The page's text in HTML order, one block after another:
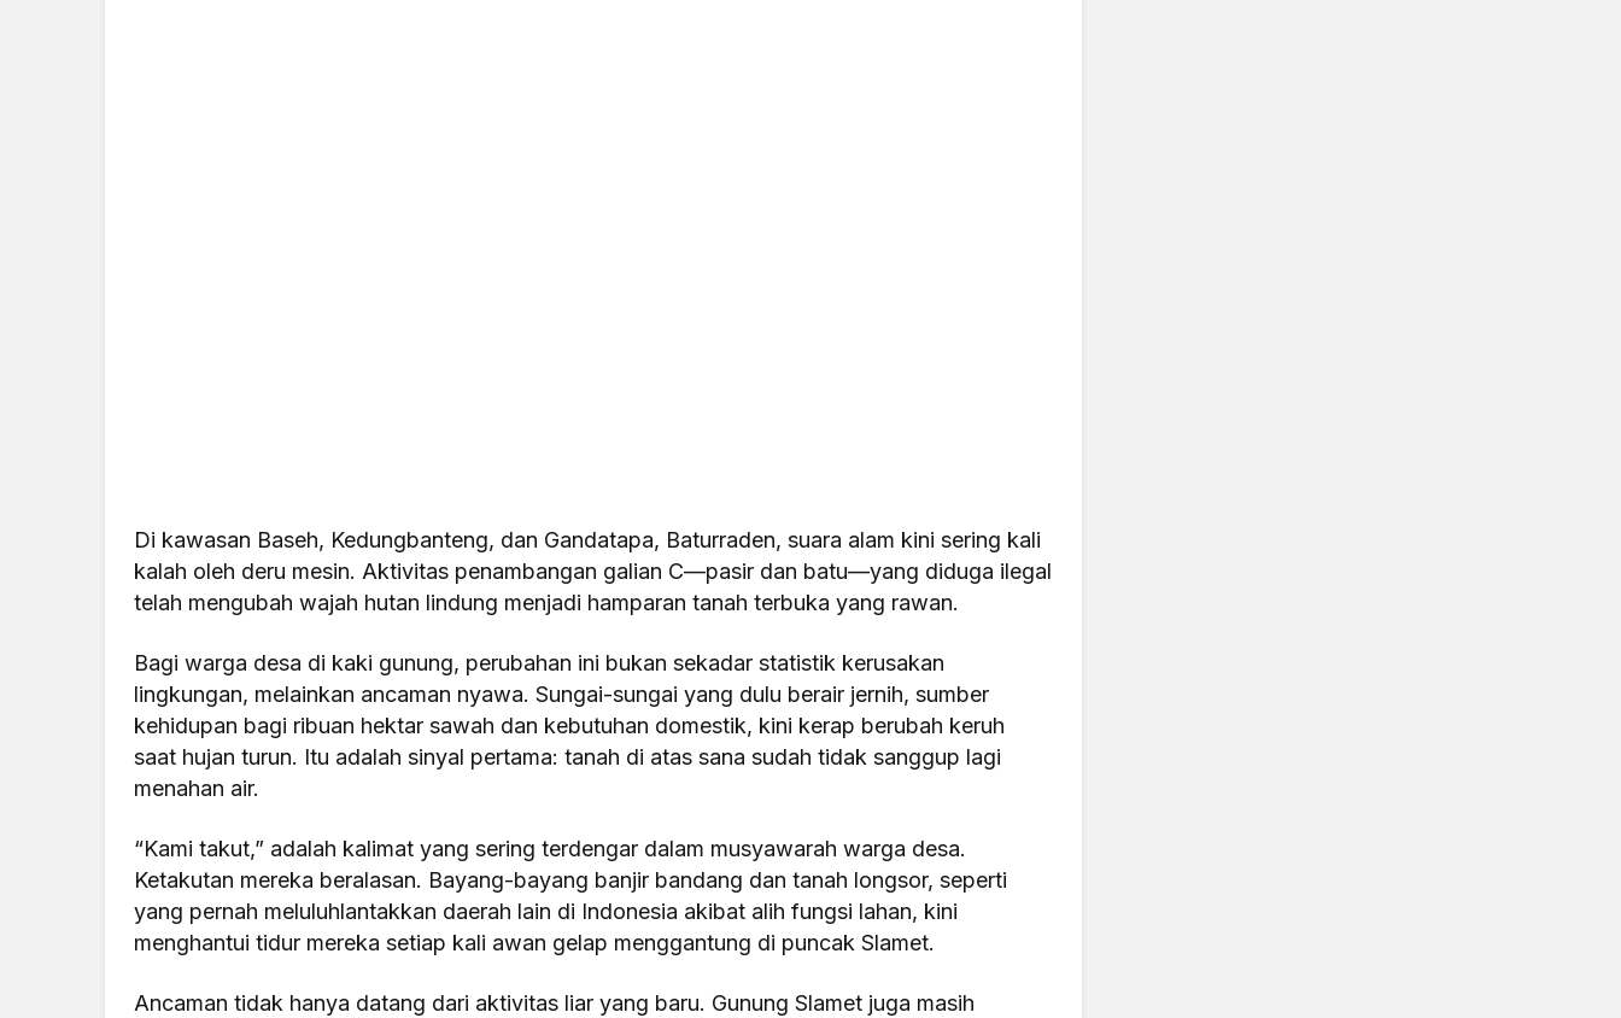
Di kawasan Baseh, Kedungbanteng, dan Gandatapa, Baturraden, suara alam kini sering kali
kalah oleh deru mesin. Aktivitas penambangan galian C—pasir dan batu—yang diduga ilegal
telah mengubah wajah hutan lindung menjadi hamparan tanah terbuka yang rawan.
Bagi warga desa di kaki gunung, perubahan ini bukan sekadar statistik kerusakan
lingkungan, melainkan ancaman nyawa. Sungai-sungai yang dulu berair jernih, sumber
kehidupan bagi ribuan hektar sawah dan kebutuhan domestik, kini kerap berubah keruh
saat hujan turun. Itu adalah sinyal pertama: tanah di atas sana sudah tidak sanggup lagi
menahan air.
“Kami takut,” adalah kalimat yang sering terdengar dalam musyawarah warga desa.
Ketakutan mereka beralasan. Bayang-bayang banjir bandang dan tanah longsor, seperti
yang pernah meluluhlantakkan daerah lain di Indonesia akibat alih fungsi lahan, kini
menghantui tidur mereka setiap kali awan gelap menggantung di puncak Slamet.
Ancaman tidak hanya datang dari aktivitas liar yang baru. Gunung Slamet juga masih